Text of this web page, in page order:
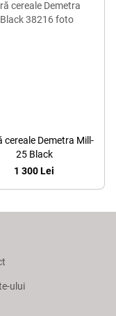
cereale Demetra Mill-
25 Black
1 300 Lei
ului